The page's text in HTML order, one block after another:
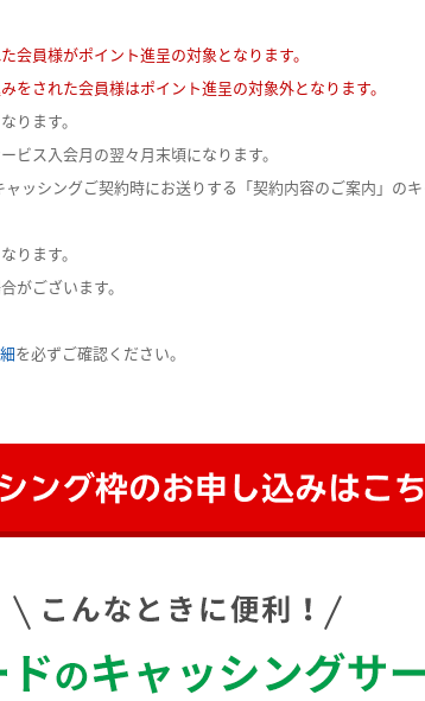
員様がポイント進呈の対象となります。
された会員様はポイント進呈の対象外となります。
ります。
ス入会月の翌々月末頃になります。
ッシングご契約時にお送りする「契約内容のご案内」の
ります。
がございます。
を必ずご確認ください。